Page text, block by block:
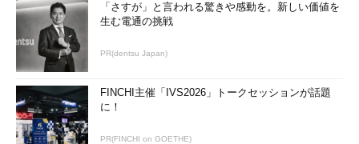
「さすが」と言われる驚きや感動を。新しい価値を
生む電通の挑戦
PR(dentsu Japan)
FINCHI主催「IVS2026」トークセッションが話題
に！
PR(FINCHI on GOETHE)